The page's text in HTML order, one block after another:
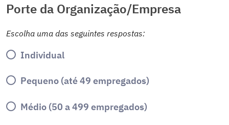
Porte da Organização/Empresa
Escolha uma das seguintes respostas:
Individual
Pequeno (até 49 empregados)
Médio (50 a 499 empregados)